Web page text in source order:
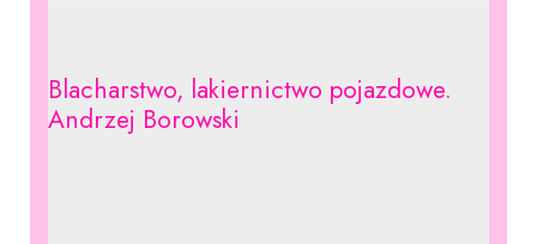
Blacharstwo, lakiernictwo pojazdowe.
Andrzej Borowski